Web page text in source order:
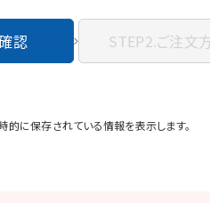
認 STEP2.ご注文
的に保存されている情報を表示します。